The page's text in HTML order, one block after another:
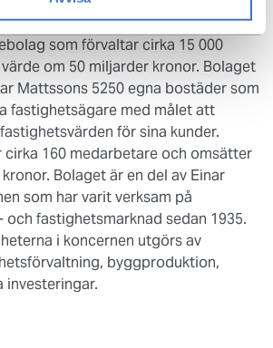
AB är ett
som förvaltar cirka 15 000
om 50 miljarder kronor. Bolaget
Mattssons 5250 egna bostäder som
fastighetsägare med målet att
för sina kunder.
cirka 160 medarbetare och omsätter
Bolaget är en del av Einar
som har varit verksam på
fastighetsmarknad sedan 1935.
i koncernen utgörs av
byggproduktion,
investeringar.